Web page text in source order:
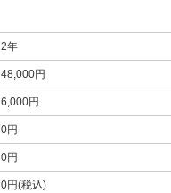
2年
48,000円
6,000円
0円
0円
0円(税込)